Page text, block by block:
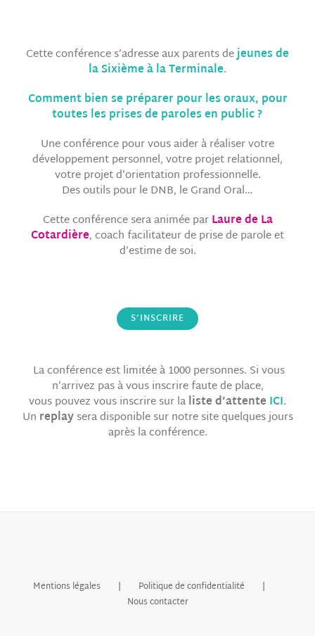
Cette conférence s’adresse aux parents dejeunes de
la Sixième à la Terminale.
Comment bien se préparer pour les oraux, pour
toutes les prises de paroles en public ?
Une conférence pour vous aider à réaliser votre
développement personnel, votre projet relationnel,
votre projet d’orientation professionnelle.
Des outils pour le DNB, le Grand Oral…
Cette conférence sera animée parLaure de La
Cotardière, coach facilitateur de prise de parole et
d’estime de soi.
S’INSCRIRE
La conférence est limitée à 1000 personnes. Si vous
n’arrivez pas à vous inscrire faute de place,
vous pouvez vous inscrire sur laliste d’attente ICI.
Un replaysera disponible sur notre site quelques jours
après la conférence.
Mentions légales
Politique de confidentialité
Nous contacter